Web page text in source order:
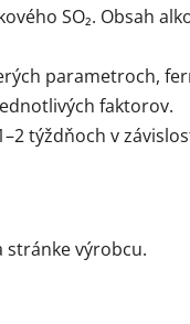
SO₂. Obsah
parametroch,
faktorov.
týždňoch v
výrobcu.